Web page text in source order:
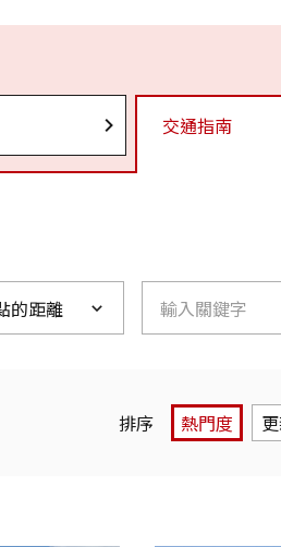
交通指南
的距離
排序 熱門度